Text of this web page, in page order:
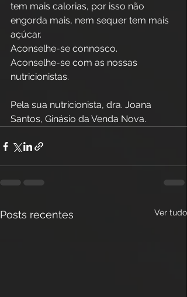
tem mais calorias, por isso não
engorda mais, nem sequer tem mais
açúcar.
Aconselhe-se connosco.
Aconselhe-se com as nossas
nutricionistas.
Pela sua nutricionista, dra. Joana
Santos, Ginásio da Venda Nova.
Posts recentes Ver tudo